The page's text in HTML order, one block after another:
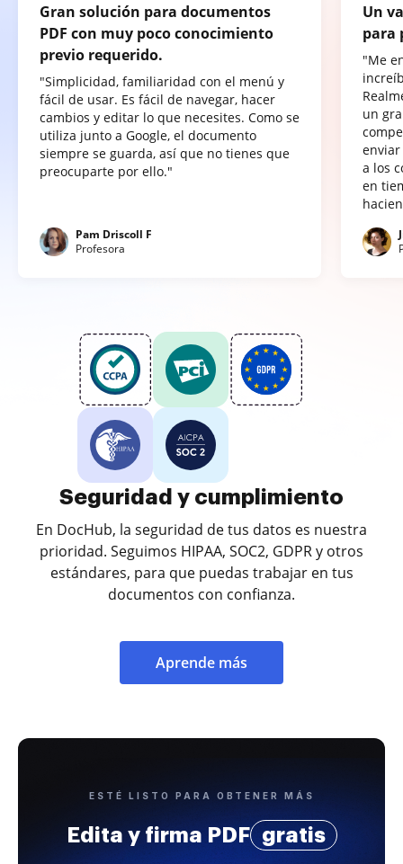
Gran solución para documentos
PDF con muy poco conocimiento
previo requerido.
"Simplicidad, familiaridad con el menú y
fácil de usar. Es fácil de navegar, hacer
cambios y editar lo que necesites. Como se
utiliza junto a Google, el documento
siempre se guarda, así que no tienes que
preocuparte por ello."
Pam Driscoll F
Profesora
Un
para
"Me
un
a los
en
Seguridad y cumplimiento
En DocHub, la seguridad de tus datos es nuestra
prioridad. Seguimos HIPAA, SOC2, GDPR y otros
estándares, para que puedas trabajar en tus
documentos con confianza.
Aprende más
ESTÉ LISTO PARA OBTENER MÁS
Edita y firma PDF gratis